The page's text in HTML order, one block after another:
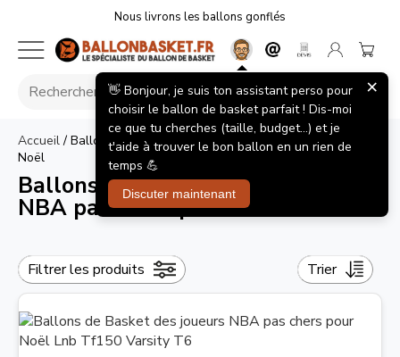
Nous livrons les ballons gonflés
Accueil/ Ballons de Basket des joueurs NBA pas chers pour
Noël
Ballons de Basket des joueurs
NBA pas chers pour Noël
Filtrer les produits Trier
👋 Bonjour, je suis ton assistant perso pour
choisir le ballon de basket parfait ! Dis-moi
ce que tu cherches (taille, budget...) et je
t'aide à trouver le bon ballon en un rien de
temps 💪
Discuter maintenant
×